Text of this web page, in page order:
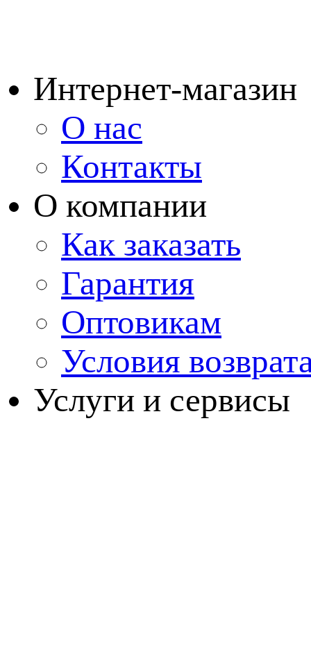
Интернет-магазин
О нас
Контакты
О компании
Как заказать
Гарантия
Оптовикам
Условия
Услуги и сервисы